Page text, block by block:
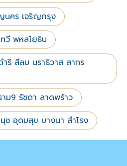
นคร เจริญกรุง
ทวี พหลโยธิน
ำริ สีลม นราธิวาส สาทร
าม9 รัชดา ลาดพร้าว
ช อุดมสุข บางนา สำโรง